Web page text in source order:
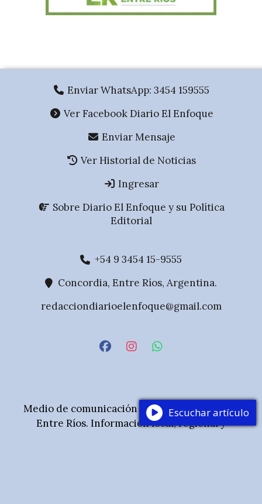
Enviar WhatsApp: 3454 159555
Ver Facebook Diario El Enfoque
Enviar Mensaje
Ver Historial de Noticias
Ingresar
Sobre Diario El Enfoque y su Política
Editorial
Medio de comunicación digital de Concordia,
Entre Ríos. Información local, regional y
+54 9 3454 15-9555
Concordia, Entre Ríos, Argentina.
redacciondiarioelenfoque@gmail.com
Escuchar artículo